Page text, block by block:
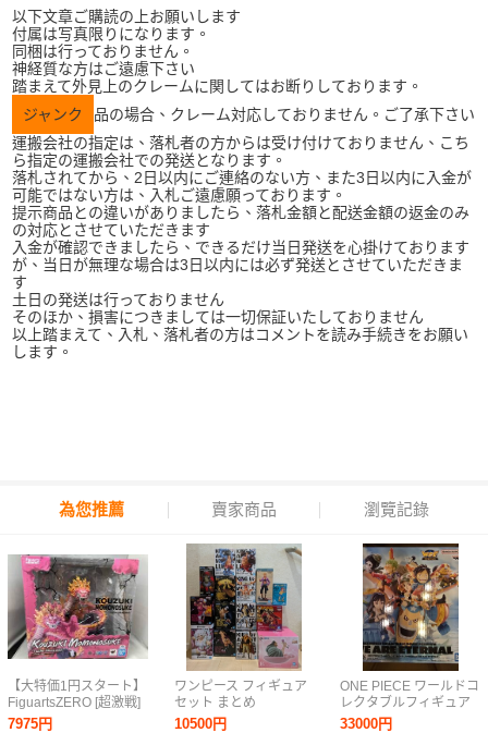
以下文章ご購読の上お願いします
付属は写真限りになります。
同梱は行っておりません。
神経質な方はご遠慮下さい
踏まえて外見上のクレームに関してはお断りしております。
ジャンク
品の場合、クレーム対応しておりません。ご了承下さい
運搬会社の指定は、落札者の方からは受け付けておりません、こち
ら指定の運搬会社での発送となります。
落札されてから、2日以内にご連絡のない方、また3日以内に入金が
可能ではない方は、入札ご遠慮願っております。
提示商品との違いがありましたら、落札金額と配送金額の返金のみ
の対応とさせていただきます
入金が確認できましたら、できるだけ当日発送を心掛けております
が、当日が無理な場合は3日以内には必ず発送とさせていただきま
す
土日の発送は行っておりません
そのほか、損害につきましては一切保証いたしておりません
以上踏まえて、入札、落札者の方はコメントを読み手続きをお願い
します。
為您推薦 賣家商品 瀏覽記錄
【大特価1円スタート】
FiguartsZERO [超激戦]
光月モモの助 -双龍図-
ワンピース
7975円
ワンピース フィギュア
セット まとめ
ONEPIECE 一番くじ ル
フィ ボニー くま マル
10500円
ONE PIECE ワールドコ
レクタブルフィギュア
PREMIUM -WE ARE
ETERNAL-他一番くじB
33000円